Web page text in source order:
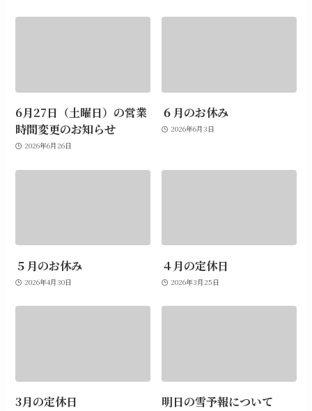
6月27日（土曜日）の営業
時間変更のお知らせ
2026年6月26日
６月のお休み
2026年6月3日
５月のお休み
2026年4月30日
４月の定休日
2026年3月25日
3月の定休日 明日の雪予報について